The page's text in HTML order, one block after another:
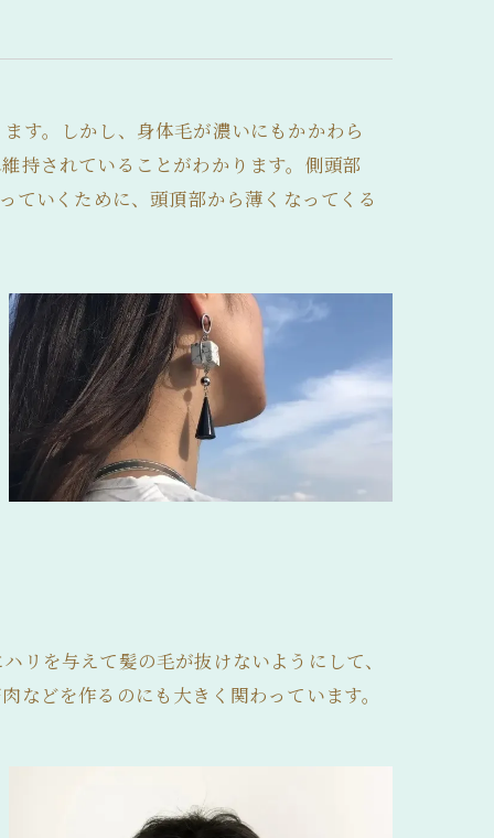
す。しかし、身体毛が濃いにもかかわら
持されていることがわかります。側頭部
ていくために、頭頂部から薄くなってくる
リを与えて髪の毛が抜けないようにして、
どを作るのにも大きく関わっています。